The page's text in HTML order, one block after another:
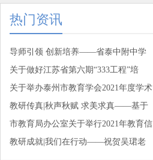
热门资讯
导师引领 创新培养——省泰中附中学
关于做好江苏省第六期“333工程”培
关于举办泰州市教育学会2021年度学术
教研传真|秋声秋赋 求美求真——基于
市教育局办公室关于举行2021年教育信
教研成就|我们在行动——祝贺吴珺老